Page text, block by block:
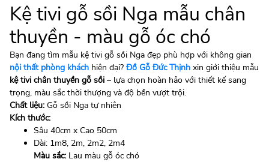
Kệ tivi gỗ sồi Nga mẫu chân
thuyền - màu gỗ óc chó
Bạn đang tìm mẫu kệ tivi gỗ sồi Nga đẹp phù hợp với không gian
nội thất phòng khách hiện đại? Đồ Gỗ Đức Thịnh xin giới thiệu mẫu
kệ tivi chân thuyền gỗ sồi – lựa chọn hoàn hảo với thiết kế sang
trọng, màu sắc thời thượng và độ bền vượt trội.
Chất liệu: Gỗ sồi Nga tự nhiên
Kích thước:
Sâu 40cm x Cao 50cm
Dài: 1m8, 2m, 2m2, 2m4
Màu sắc: Lau màu gỗ óc chó